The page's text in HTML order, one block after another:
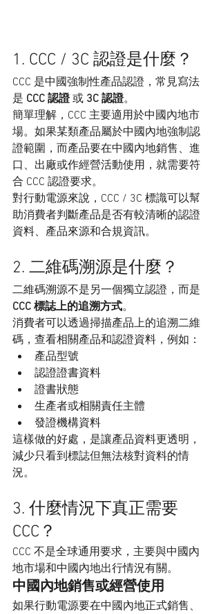
1. CCC / 3C 認證是什麼？
CCC 是中國強制性產品認證，常見寫法
是 CCC 認證 或 3C 認證。
簡單理解，CCC 主要適用於中國內地市
場。如果某類產品屬於中國內地強制認
證範圍，而產品要在中國內地銷售、進
口、出廠或作經營活動使用，就需要符
合 CCC 認證要求。
對行動電源來說，CCC / 3C 標識可以幫
助消費者判斷產品是否有較清晰的認證
資料、產品來源和合規資訊。
2. 二維碼溯源是什麼？
二維碼溯源不是另一個獨立認證，而是
CCC 標誌上的追溯方式。
消費者可以透過掃描產品上的追溯二維
碼，查看相關產品和認證資料，例如：
產品型號
認證證書資料
證書狀態
生產者或相關責任主體
發證機構資料
這樣做的好處，是讓產品資料更透明，
減少只看到標誌但無法核對資料的情
況。
3. 什麼情況下真正需要
CCC？
CCC 不是全球通用要求，主要與中國內
地市場和中國內地出行情況有關。
中國內地銷售或經營使用
如果行動電源要在中國內地正式銷售、